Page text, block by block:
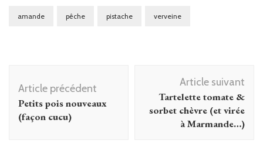
amande pêche pistache verveine
d'article
Article précédent
Petits pois nouveaux
(façon cucu)
Article suivant
Tartelette tomate &
sorbet chèvre (et virée
à Marmande…)